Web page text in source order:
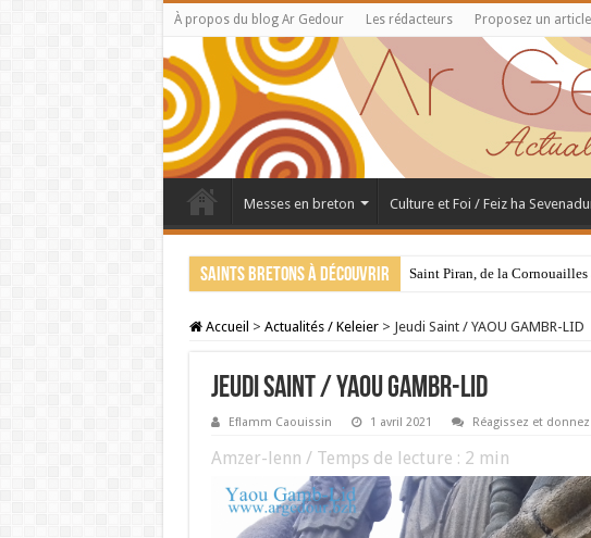
À propos du blog Ar Gedour Les rédacteurs Proposez un article
Messes en breton Culture et Foi / Feiz ha
Saints bretons à découvrir Saint Piran, de la
Accueil > Actualités / Keleier > Jeudi Saint / YAOU GAMBR-LID
Jeudi Saint / YAOU GAMBR-LID
Eflamm Caouissin 1 avril 2021 Réagissez et
Amzer-lenn / Temps de lecture : 2 min